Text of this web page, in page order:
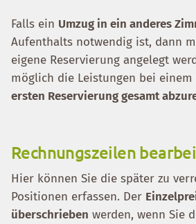
Falls ein Umzug in ein anderes
Aufenthalts notwendig ist, dann
eigene Reservierung angelegt
möglich die Leistungen bei einem
ersten Reservierung gesamt
Rechnungszeilen
Hier können Sie die später zu
Positionen erfassen. Der
überschrieben werden, wenn Sie